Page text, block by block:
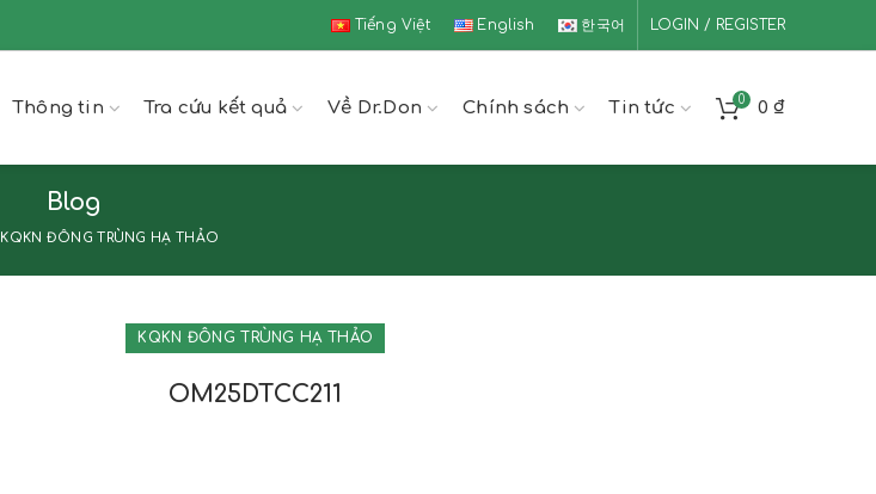
Tiếng Việt English 한국어 LOGIN / REGISTER
Thông tin Tra cứu kết quả Về Dr.Don Chính sách Tin tức 0 0 ₫
Blog
KQKN ĐÔNG TRÙNG HẠ THẢO
KQKN ĐÔNG TRÙNG HẠ THẢO
OM25DTCC211